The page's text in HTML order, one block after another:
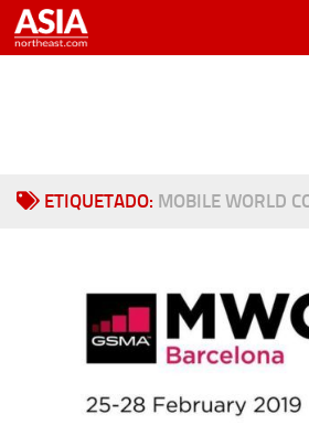
Saltar al contenido
ETIQUETADO: MOBILE WORLD